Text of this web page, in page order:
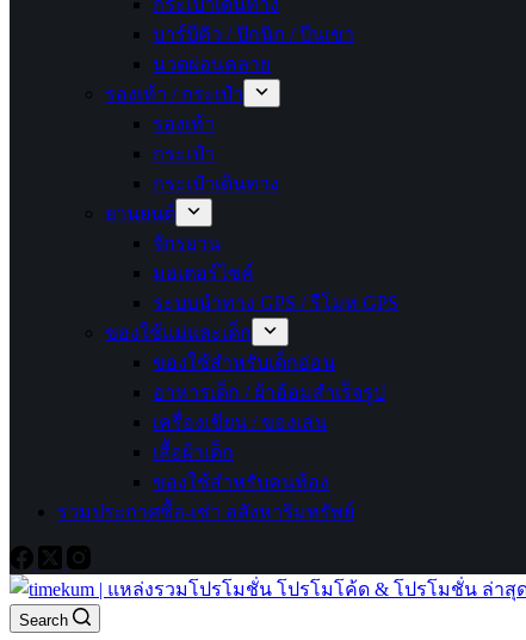
กระเป๋าเดินทาง
บาร์บีคิว / ปิกนิก / ปีนเขา
นวดผ่อนคลาย
รองเท้า / กระเป๋า
รองเท้า
กระเป๋า
กระเป๋าเดินทาง
ยานยนต์
จักรยาน
มอเตอร์ไซค์
ระบบนำทาง GPS / รีโมท GPS
ของใช้แม่และเด็ก
ของใช้สำหรับเด็กอ่อน
อาหารเด็ก / ผ้าอ้อมสำเร็จรูป
เครื่องเขียน / ของเล่น
เสื้อผ้าเด็ก
ของใช้สำหรับคนท้อง
รวมประกาศซื้อ-เช่า อสังหาริมทรัพย์
Search